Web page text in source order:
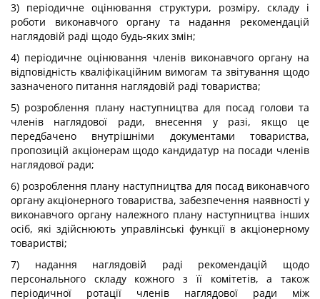
3) періодичне оцінювання структури, розміру, складу і
роботи виконавчого органу та надання рекомендацій
наглядовій раді щодо будь-яких змін;
4) періодичне оцінювання членів виконавчого органу на
відповідність кваліфікаційним вимогам та звітування щодо
зазначеного питання наглядовій раді товариства;
5) розроблення плану наступництва для посад голови та
членів наглядової ради, внесення у разі, якщо це
передбачено внутрішніми документами товариства,
пропозицій акціонерам щодо кандидатур на посади членів
наглядової ради;
6) розроблення плану наступництва для посад виконавчого
органу акціонерного товариства, забезпечення наявності у
виконавчого органу належного плану наступництва інших
осіб, які здійснюють управлінські функції в акціонерному
товаристві;
7) надання наглядовій раді рекомендацій щодо
персонального складу кожного з її комітетів, а також
періодичної ротації членів наглядової ради між